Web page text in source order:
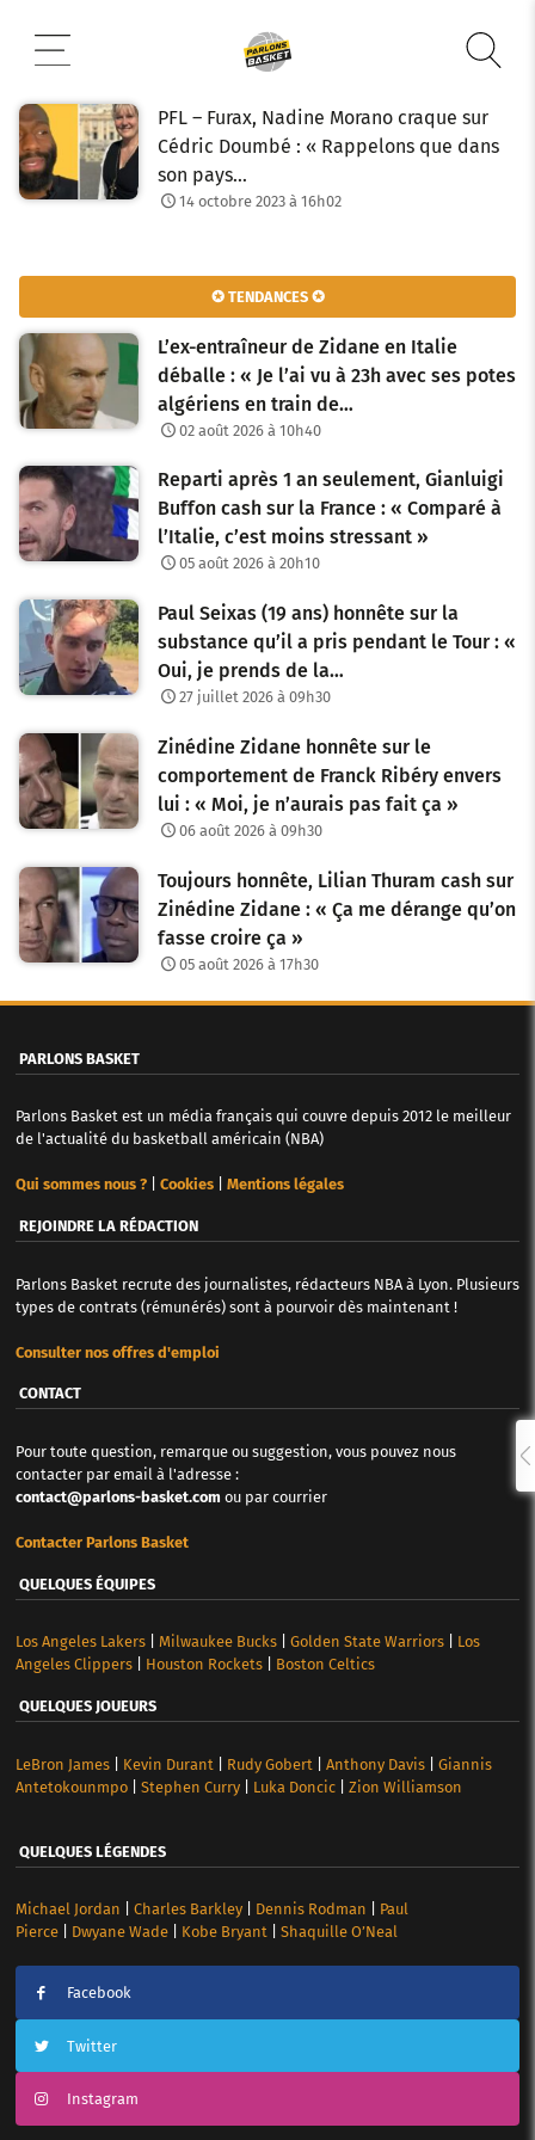
contenu
PFL – Furax, Nadine Morano craque sur
Cédric Doumbé : « Rappelons que dans
son pays…
14 octobre 2023 à 16h02
✪ TENDANCES ✪
L’ex-entraîneur de Zidane en Italie
déballe : « Je l’ai vu à 23h avec ses potes
algériens en train de…
02 août 2026 à 10h40
Reparti après 1 an seulement, Gianluigi
Buffon cash sur la France : « Comparé à
l’Italie, c’est moins stressant »
05 août 2026 à 20h10
Paul Seixas (19 ans) honnête sur la
substance qu’il a pris pendant le Tour : «
Oui, je prends de la…
27 juillet 2026 à 09h30
Zinédine Zidane honnête sur le
comportement de Franck Ribéry envers
lui : « Moi, je n’aurais pas fait ça »
06 août 2026 à 09h30
Toujours honnête, Lilian Thuram cash sur
Zinédine Zidane : « Ça me dérange qu’on
fasse croire ça »
05 août 2026 à 17h30
PARLONS BASKET
Parlons Basket est un média français qui couvre depuis 2012 le meilleur
de l'actualité du basketball américain (NBA)
Qui sommes nous ?| Cookies| Mentions légales
REJOINDRE LA RÉDACTION
Parlons Basket recrute des journalistes, rédacteurs NBA à Lyon. Plusieurs
types de contrats (rémunérés) sont à pourvoir dès maintenant !
Consulter nos offres d'emploi
CONTACT
Pour toute question, remarque ou suggestion, vous pouvez nous
contacter par email à l'adresse :
contact@parlons-basket.com ou par courrier
Contacter Parlons Basket
QUELQUES ÉQUIPES
Los Angeles Lakers| Milwaukee Bucks| Golden State Warriors| Los
Angeles Clippers| Houston Rockets| Boston Celtics
QUELQUES JOUEURS
LeBron James| Kevin Durant Rudy Gobert Anthony Davis| Giannis
Antetokounmpo| Stephen Curry| Luka Doncic| Zion Williamson
QUELQUES LÉGENDES
Michael Jordan Charles Barkley| Dennis Rodman
Paul
Pierce| Dwyane Wade| Kobe Bryant| Shaquille O’Neal
Facebook
Twitter
Instagram